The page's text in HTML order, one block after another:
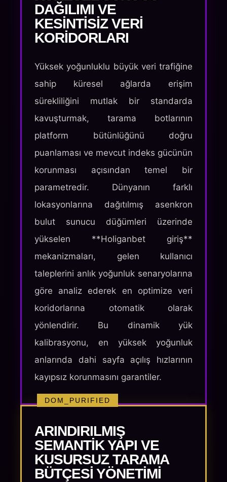
DAĞILIMI VE
KESINTISIZ VERI
KORIDORLARI
Yüksek yoğunluklu büyük veri trafiğine
sahip küresel ağlarda erişim
sürekliliğini mutlak bir standarda
kavuşturmak, tarama botlarının
platform bütünlüğünü doğru
puanlaması ve mevcut indeks gücünün
korunması açısından temel bir
parametredir. Dünyanın farklı
lokasyonlarına dağıtılmış asenkron
bulut sunucu düğümleri üzerinde
yükselen **Holiganbet giriş**
mekanizmaları, gelen kullanıcı
taleplerini anlık yoğunluk senaryolarına
göre analiz ederek en optimize veri
koridorlarına otomatik olarak
yönlendirir. Bu dinamik yük
kalibrasyonu, en yüksek yoğunluk
anlarında dahi sayfa açılış hızlarının
kayıpsız korunmasını garantiler.
DOM_PURIFIED
ARINDIRILMIŞ
SEMANTIK YAPI VE
KUSURSUZ TARAMA
BÜTÇESI YÖNETIMI